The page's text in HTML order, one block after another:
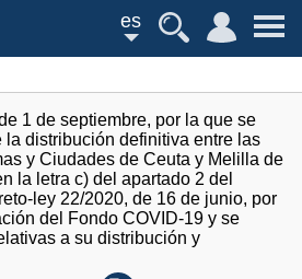
es
1 de septiembre, por la que se
la distribución definitiva entre las
y Ciudades de Ceuta y Melilla de
la letra c) del apartado 2 del
ley 22/2020, de 16 de junio, por
del Fondo COVID-19 y se
a su distribución y